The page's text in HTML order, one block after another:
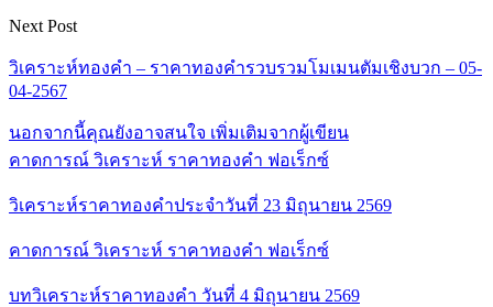
Next Post
วิเคราะห์ทองคำ – ราคาทองคำรวบรวมโมเมนตัมเชิงบวก – 05-
04-2567
นอกจากนี้คุณยังอาจสนใจ เพิ่มเติมจากผู้เขียน
คาดการณ์ วิเคราะห์ ราคาทองคำ ฟอเร็กซ์
วิเคราะห์ราคาทองคำประจำวันที่ 23 มิถุนายน 2569
คาดการณ์ วิเคราะห์ ราคาทองคำ ฟอเร็กซ์
บทวิเคราะห์ราคาทองคำ วันที่ 4 มิถุนายน 2569